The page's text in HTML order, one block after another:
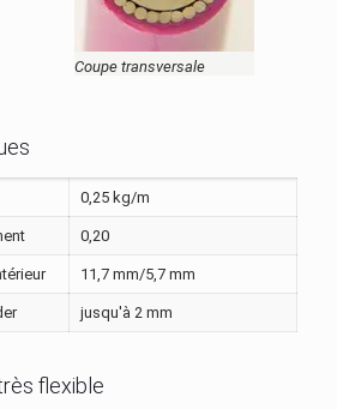
Coupe transversale
0,25 kg/m
0,20
11,7 mm/5,7 mm
jusqu'à 2 mm
flexible